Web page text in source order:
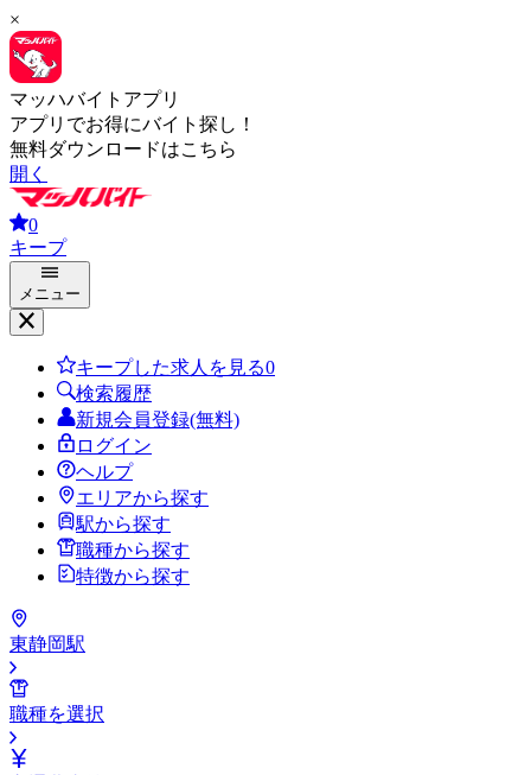
×
マッハバイトアプリ
アプリでお得にバイト探し！
無料ダウンロードはこちら
開く
0
キープ
メニュー
キープした求人を見る0
検索履歴
新規会員登録(無料)
ログイン
ヘルプ
エリアから探す
駅から探す
職種から探す
特徴から探す
東静岡駅
職種を選択